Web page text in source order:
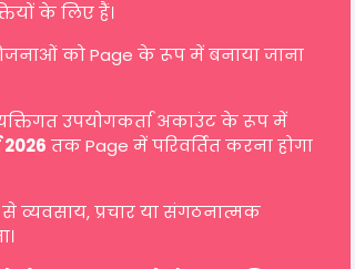
के लिए हैं।
को Page के रूप में बनाया जाना
उपयोगकर्ता अकाउंट के रूप में
2026 तक Page में परिवर्तित करना होगा
व्यवसाय, प्रचार या संगठनात्मक